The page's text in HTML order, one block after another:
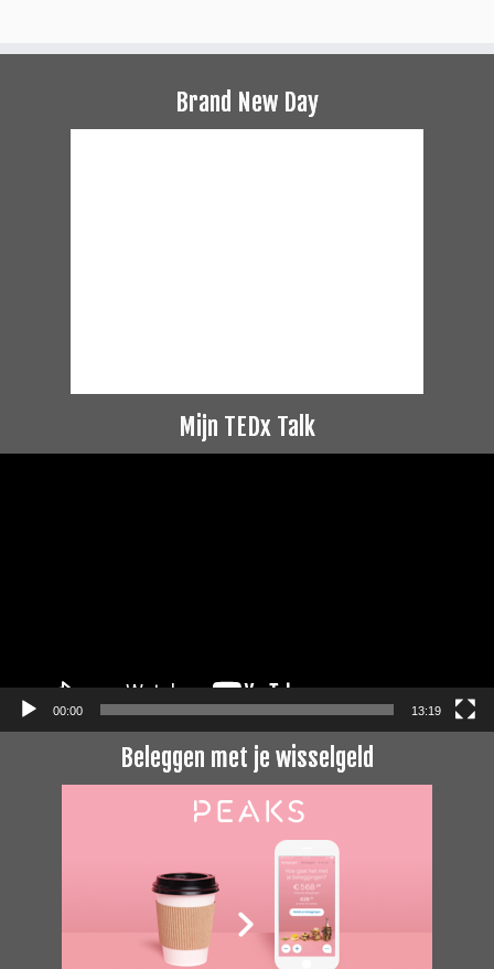
Brand New Day
Mijn TEDx Talk
00:00 13:19
Beleggen met je wisselgeld